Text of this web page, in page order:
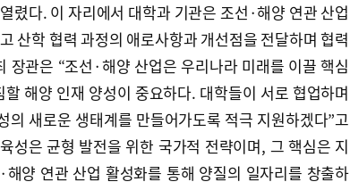
렸다. 이 자리에서 대학과 기관은 조선·해양 연관 산업
산학 협력 과정의 애로사항과 개선점을 전달하며 협력
장관은 “조선·해양 산업은 우리나라 미래를 이끌 핵심
해양 인재 양성이 중요하다. 대학들이 서로 협업하며
의 새로운 생태계를 만들어가도록 적극 지원하겠다”고
성은 균형 발전을 위한 국가적 전략이며, 그 핵심은 지
해양 연관 산업 활성화를 통해 양질의 일자리를 창출하